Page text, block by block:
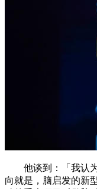
他谈到：「我认为
向就是，脑启发的新